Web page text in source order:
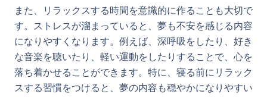
また、リラックスする時間を意識的に作ることも大切で
す。ストレスが溜まっていると、夢も不安を感じる内容
になりやすくなります。例えば、深呼吸をしたり、好き
な音楽を聴いたり、軽い運動をしたりすることで、心を
落ち着かせることができます。特に、寝る前にリラック
スする習慣をつけると、夢の内容も穏やかになりやすい